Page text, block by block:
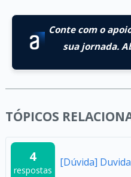
Conte com o
sua jornada.
TÓPICOS
4
respostas
[Dúvida]